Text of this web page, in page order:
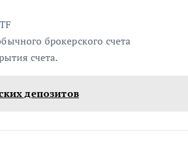
брокерского счета
счета.
депозитов